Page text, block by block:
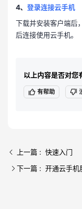
4、 登录连接云手机
下载并安装客户端后
后连接使用云手机。
以上内容是否对您
有帮助
上一篇 : 快速入门
下一篇 : 开通云手机